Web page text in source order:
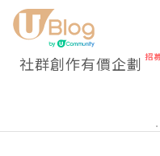
社群創作有價企劃